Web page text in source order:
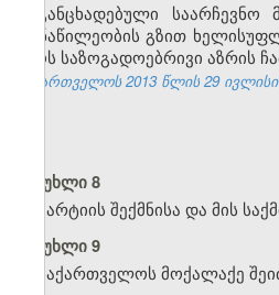
განცხადებული
მონაწილეობის გზით
იყოს საზოგადოებრივი აზრის
საქართველოს 2013 წლის 29
მუხლი 8
პარტიის შექმნისა და მის
მუხლი 9
საქართველოს მოქალაქე